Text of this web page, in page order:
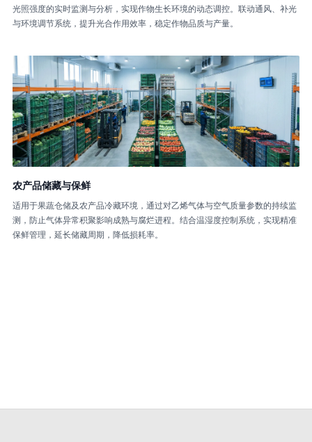
光照强度的实时监测与分析，实现作物生长环境的动态调控。联动通风、补光
与环境调节系统，提升光合作用效率，稳定作物品质与产量。
农产品储藏与保鲜
适用于果蔬仓储及农产品冷藏环境，通过对乙烯气体与空气质量参数的持续监
测，防止气体异常积聚影响成熟与腐烂进程。结合温湿度控制系统，实现精准
保鲜管理，延长储藏周期，降低损耗率。